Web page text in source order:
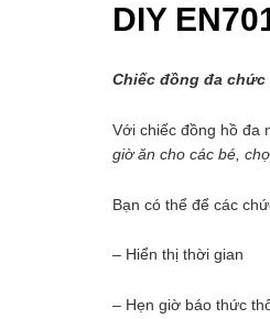
DIY
Chiếc đồng đa chức
Với chiếc đồng hồ đa
giờ ăn cho các bé,
Bạn có thể để các
– Hiển thị thời gian
– Hẹn giờ báo thức